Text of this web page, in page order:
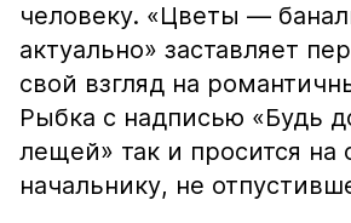
человеку. «Цветы —
актуально» заставляет
свой взгляд на
Рыбка с надписью «Будь
лещей» так и просится на
начальнику, не